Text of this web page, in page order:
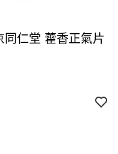
同仁堂 藿香正氣片